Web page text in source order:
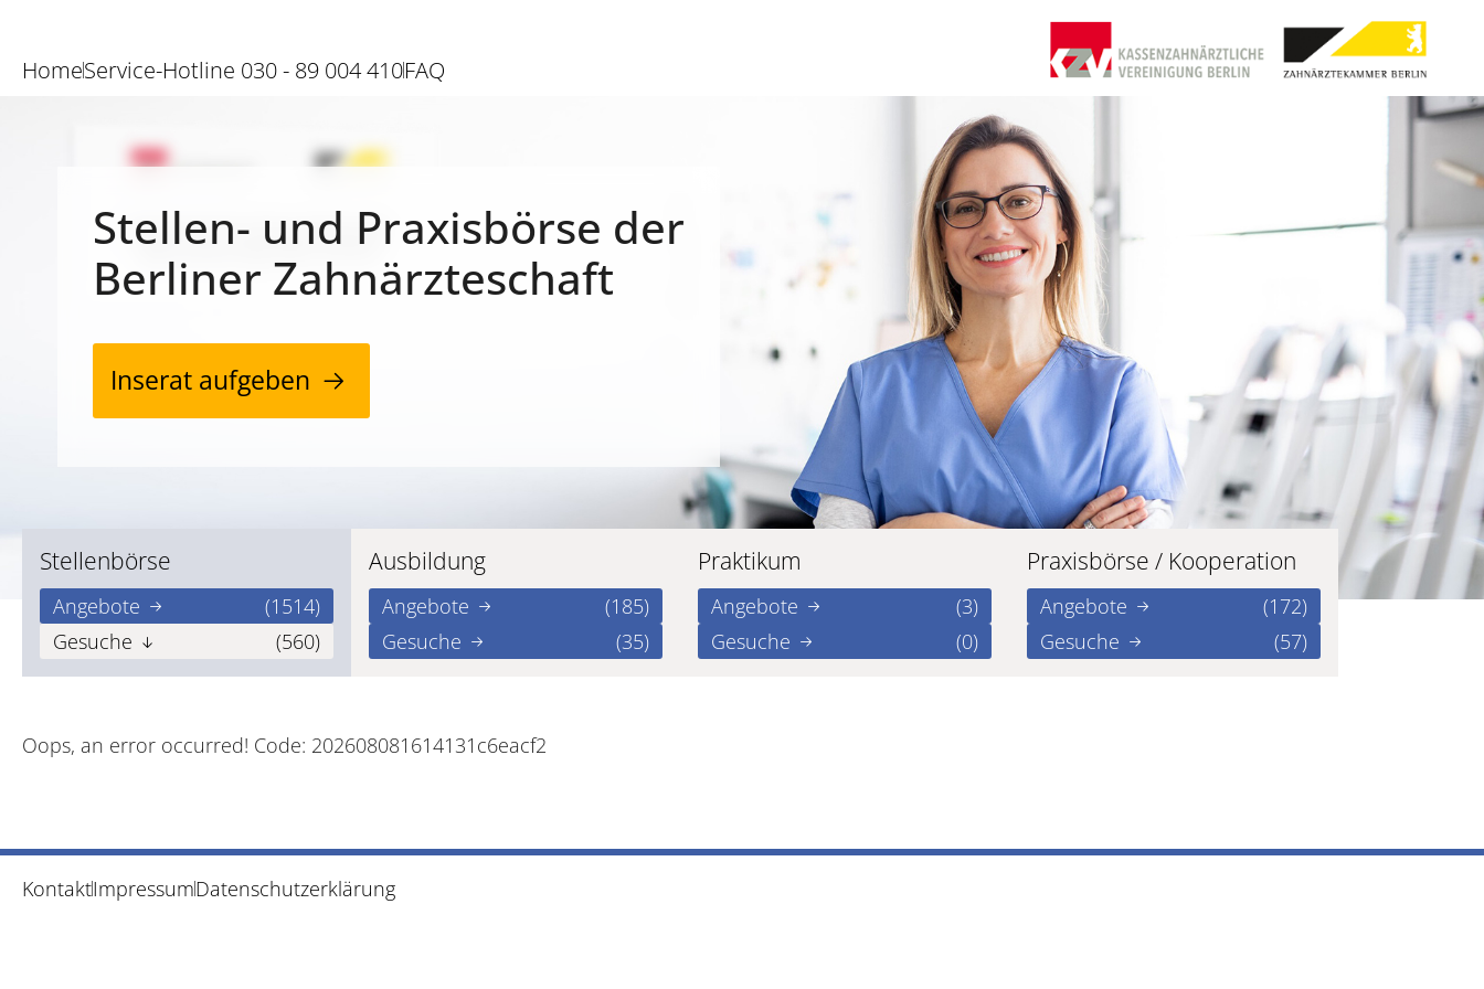
HomeService-Hotline 030 - 89 004 410FAQ
Stellen- und Praxisbörse der
Berliner Zahnärzteschaft
Inserat aufgeben
Stellenbörse
Angebote
(1514)
Gesuche
(560)
Ausbildung
Angebote
(185)
Gesuche
(35)
Praktikum
Angebote
(3)
Gesuche
(0)
Praxisbörse / Kooperation
Angebote
(172)
Gesuche
(57)
Oops, an error occurred! Code: 202608081614131c6eacf2
KontaktImpressumDatenschutzerklärung